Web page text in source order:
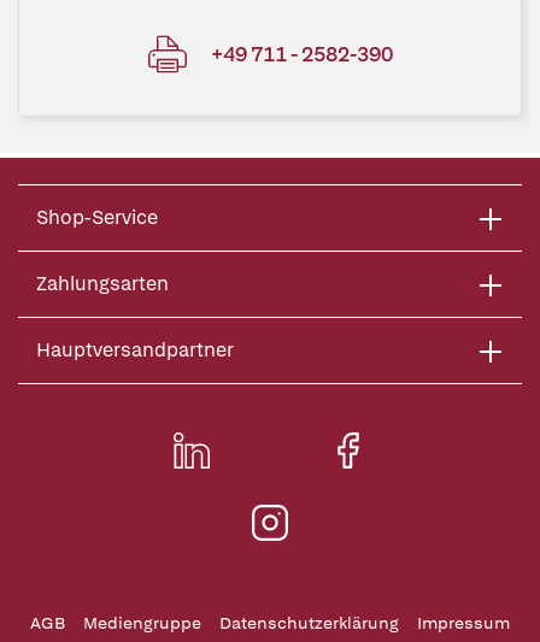
+49 711 - 2582-390
Shop-Service
Zahlungsarten
Hauptversandpartner
AGB Mediengruppe Datenschutzerklärung Impressum